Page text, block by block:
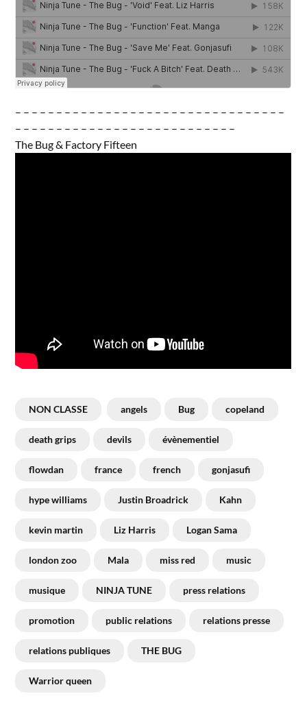
– – – – – – – – – – – – – – – – – – – – – – – – – – – – – – – – –
– – – – – – – – – – – – – – – – – – – – – – – – – – –
The Bug & Factory Fifteen
NON CLASSE angels Bug copeland
death grips devils évènementiel
flowdan france french gonjasufi
hype williams Justin Broadrick Kahn
kevin martin Liz Harris Logan Sama
london zoo Mala miss red music
musique NINJA TUNE press relations
promotion public relations relations presse
relations publiques THE BUG
Warrior queen